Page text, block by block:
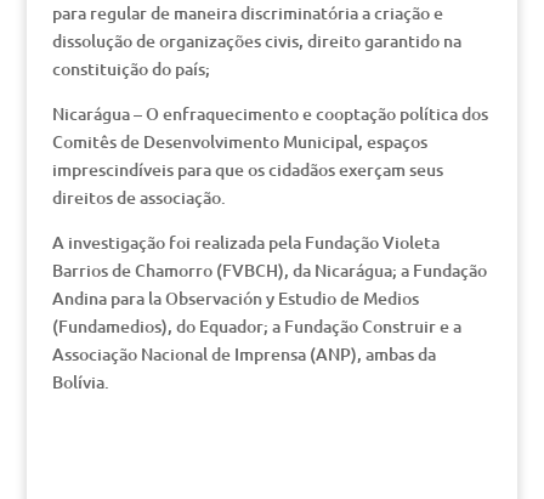
para regular de maneira discriminatória a criação e
dissolução de organizações civis, direito garantido na
constituição do país;
Nicarágua – O enfraquecimento e cooptação política dos
Comitês de Desenvolvimento Municipal, espaços
imprescindíveis para que os cidadãos exerçam seus
direitos de associação.
A investigação foi realizada pela Fundação Violeta
Barrios de Chamorro (FVBCH), da Nicarágua; a Fundação
Andina para la Observación y Estudio de Medios
(Fundamedios), do Equador; a Fundação Construir e a
Associação Nacional de Imprensa (ANP), ambas da
Bolívia.